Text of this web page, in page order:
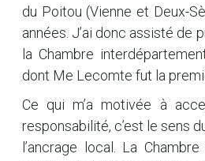
du Poitou (Vienne et Deux-
années. J’ai donc assisté de
la Chambre
dont Me Lecomte fut la
Ce qui m’a motivée à
responsabilité, c’est le sens
l’ancrage local. La